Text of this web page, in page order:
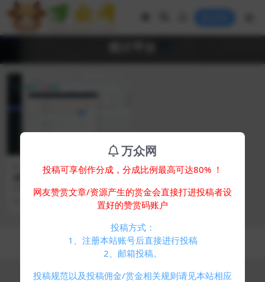
免费专区 其他源码
实时监控分析广告数据跳转统
计平台系统源码
简介： 广告跳转实时分析页面统计
系统，可选择生成html页面样式，
0
Copyright © 2024万众网- All rights reserved
浙ICP备05025058号-4
万众网
投稿可享创作分成，分成比例最高可达80% ！
网友赞赏文章/资源产生的赏金会直接打进投稿者设
置好的赞赏码账户
投稿方式：
1、注册本站账号后直接进行投稿
2、邮箱投稿。
投稿规范以及投稿佣金/赏金相关规则请见本站相应